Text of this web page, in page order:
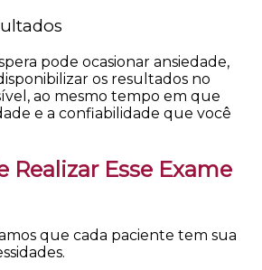
pode ocasionar ansiedade,
os resultados no
ao mesmo tempo em que
e a confiabilidade que você
Realizar Esse Exame
que cada paciente tem sua